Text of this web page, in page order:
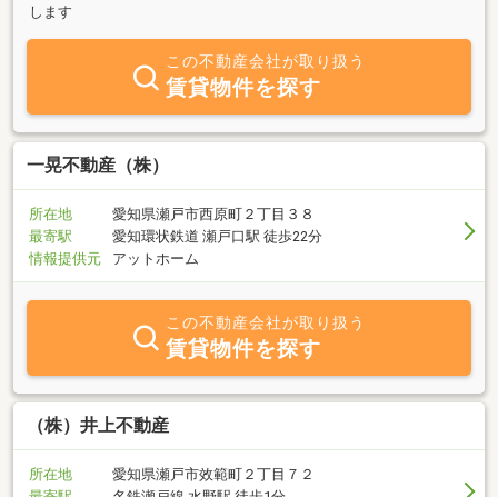
します
この不動産会社が取り扱う
賃貸物件を探す
一晃不動産（株）
所在地
愛知県瀬戸市西原町２丁目３８
最寄駅
愛知環状鉄道 瀬戸口駅 徒歩22分
情報提供元
アットホーム
この不動産会社が取り扱う
賃貸物件を探す
（株）井上不動産
所在地
愛知県瀬戸市效範町２丁目７２